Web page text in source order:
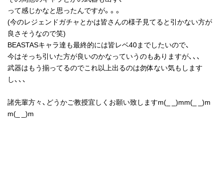
って感じかなと思ったんですが。。。
(今のレジェンドガチャとかは皆さんの様子見てると引かない方が
良さそうなので笑)
BEASTASキャラ達も最終的には皆レベ40までしたいので、
今はそっち引いた方が良いのかなっていうのもありますが、、、
武器はもう揃ってるのでこれ以上出るのは勿体ない気もします
し、、、
諸先輩方々、どうかご教授宜しくお願い致しますm(_ _)mm(_ _)m
m(_ _)m